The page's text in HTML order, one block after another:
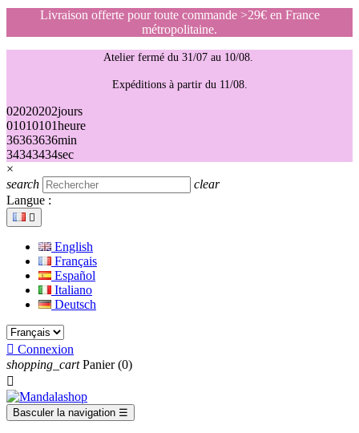
Livraison offerte pour toute commande >29€ en France
métropolitaine.
Atelier fermé du 31/07 au 10/08.
Expéditions à partir du 11/08.
02020202jours
01010101heure
36363636min
34343434sec
×
search
clear
Langue :

English
Français
Español
Italiano
Deutsch
 Connexion
shopping_cart Panier (0)

Basculer la navigation ☰